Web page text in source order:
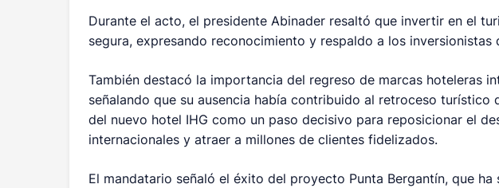
Durante el acto, el presidente Abinader resaltó que invertir en el
segura, expresando reconocimiento y respaldo a los inversionistas
También destacó la importancia del regreso de marcas hoteleras
señalando que su ausencia había contribuido al retroceso turístico
del nuevo hotel IHG como un paso decisivo para reposicionar el
internacionales y atraer a millones de clientes fidelizados.
El mandatario señaló el éxito del proyecto Punta Bergantín, que